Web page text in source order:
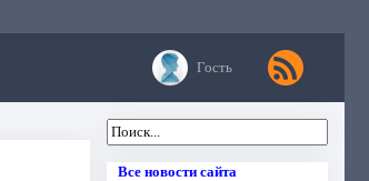
Гость
Все новости сайта